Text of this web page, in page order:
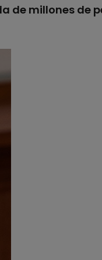
de millones de